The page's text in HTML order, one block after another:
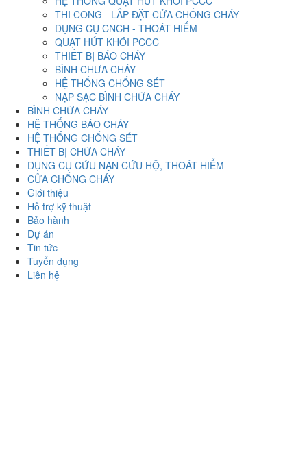
THI CÔNG - LẮP ĐẶT CỬA CHỐNG CHÁY
DỤNG CỤ CNCH - THOÁT HIỂM
QUẠT HÚT KHÓI PCCC
THIẾT BỊ BÁO CHÁY
BÌNH CHƯA CHÁY
HỆ THỐNG CHỐNG SÉT
NẠP SẠC BÌNH CHỮA CHÁY
BÌNH CHỮA CHÁY
HỆ THỐNG BÁO CHÁY
HỆ THỐNG CHỐNG SÉT
THIẾT BỊ CHỮA CHÁY
DỤNG CỤ CỨU NẠN CỨU HỘ, THOÁT HIỂM
CỬA CHỐNG CHÁY
Giới thiệu
Hỗ trợ kỹ thuật
Bảo hành
Dự án
Tin tức
Tuyển dụng
Liên hệ